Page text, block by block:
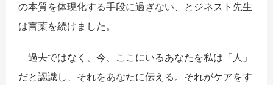
の本質を体現化する手段に過ぎない、とジネスト先生
は言葉を続けました。
過去ではなく、今、ここにいるあなたを私は「人」
だと認識し、それをあなたに伝える。それがケアをす